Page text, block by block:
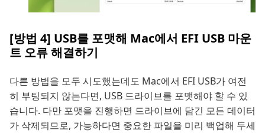
[방법 4] USB를 포맷해 Mac에서 EFI USB 마운
트 오류 해결하기
다른 방법을 모두 시도했는데도 Mac에서 EFI USB가 여전
히 부팅되지 않는다면, USB 드라이브를 포맷해야 할 수 있
습니다. 다만 포맷을 진행하면 드라이브에 담긴 모든 데이터
가 삭제되므로, 가능하다면 중요한 파일을 미리 백업해 두세